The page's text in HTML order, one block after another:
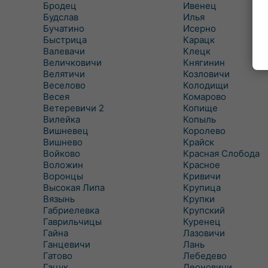
Бродец
Будслав
Бучатино
Быстрица
Валевачи
Величковичи
Велятичи
Веселово
Весея
Ветеревичи 2
Вилейка
Вишневец
Вишнево
Войково
Воложин
Воронцы
Высокая Липа
Вязынь
Габриелевка
Гаврильчицы
Гайна
Ганцевичи
Гатово
Ивенец
Илья
Исерно
Карацк
Клецк
Княгинин
Козловичи
Колодищи
Комарово
Копище
Копыль
Королево
Крайск
Красная Слобода
Красное
Кривичи
Крупица
Крупки
Крупский
Куренец
Лазовичи
Лань
Лебедево